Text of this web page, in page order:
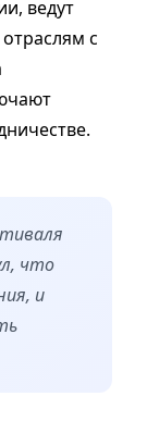
ведут
с
что
и